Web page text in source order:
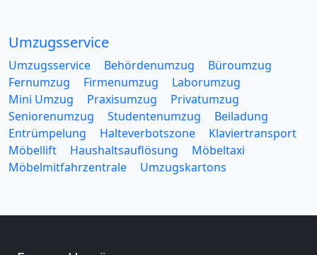
Umzugsservice
Umzugsservice Behördenumzug
Büroumzug
Fernumzug
Firmenumzug
Laborumzug
Mini Umzug
Praxisumzug
Privatumzug
Seniorenumzug
Studentenumzug
Beiladung
Entrümpelung
Halteverbotszone
Klaviertransport
Möbellift
Haushaltsauflösung
Möbeltaxi
Möbelmitfahrzentrale
Umzugskartons